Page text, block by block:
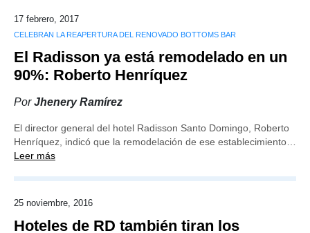
17 febrero, 2017
CELEBRAN LA REAPERTURA DEL RENOVADO BOTTOMS BAR
El Radisson ya está remodelado en un
90%: Roberto Henríquez
PorJhenery Ramírez
El director general del hotel Radisson Santo Domingo, Roberto
Henríquez, indicó que la remodelación de ese establecimiento…
Leer más
25 noviembre, 2016
Hoteles de RD también tiran los